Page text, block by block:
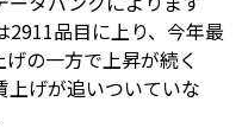
2911品目に上り、今年最
の一方で上昇が続く
上げが追いついていな